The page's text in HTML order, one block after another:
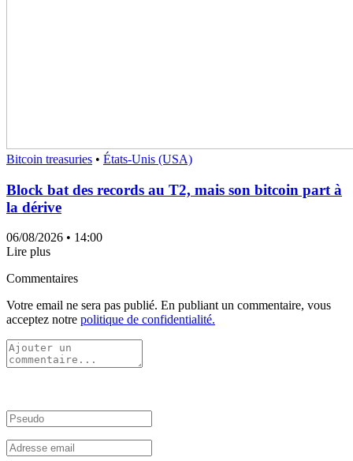
Bitcoin treasuries • États-Unis (USA)
Block bat des records au T2, mais son bitcoin part à
la dérive
06/08/2026 • 14:00
Lire plus
Commentaires
Votre email ne sera pas publié. En publiant un commentaire, vous
acceptez notre politique de confidentialité.